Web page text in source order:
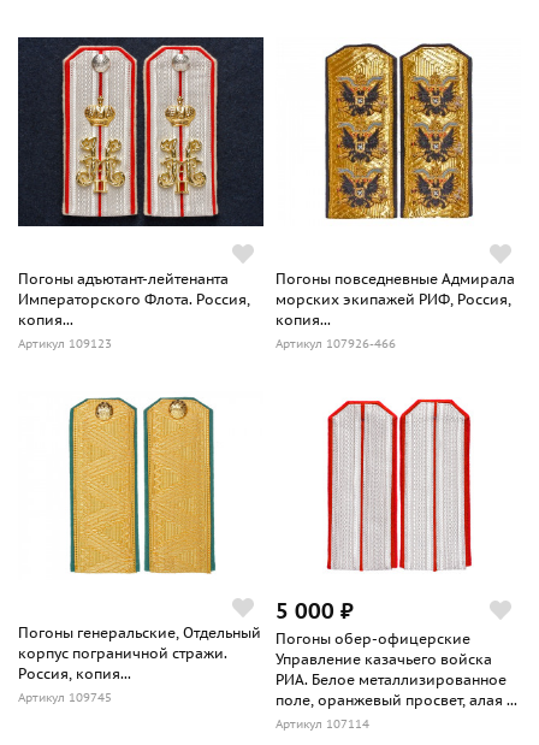
Погоны адъютант-лейтенанта
Императорского Флота. Россия,
копия...
Артикул 109123
Погоны повседневные Адмирала
морских экипажей РИФ, Россия,
копия...
Артикул 107926-466
Погоны генеральские, Отдельный
корпус пограничной стражи.
Россия, копия...
Артикул 109745
5 000 ₽
Погоны обер-офицерские
Управление казачьего войска
РИА. Белое металлизированное
поле, оранжевый просвет, алая ...
Артикул 107114